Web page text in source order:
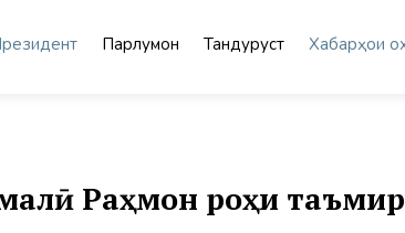
Парлумон Тандурустӣ Хабарҳои
Раҳмон роҳи